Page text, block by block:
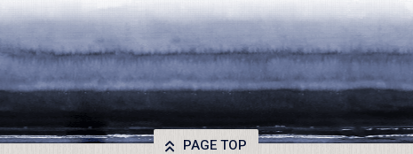
PAGE TOP